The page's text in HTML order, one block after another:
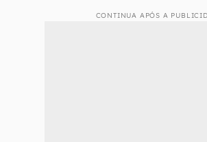
CONTINUA APÓS A